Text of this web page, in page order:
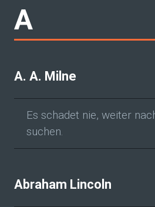
A
A. A. Milne
Es schadet nie, weiter
suchen.
Abraham Lincoln